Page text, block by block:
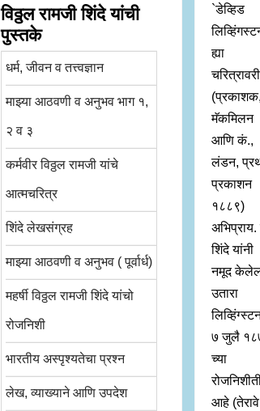
विठ्ठल रामजी शिंदे यांची
पुस्तके
धर्म, जीवन व तत्त्वज्ञान
माझ्या आठवणी व अनुभव भाग १,
२ व ३
कर्मवीर विठ्ठल रामजी यांचे
आत्मचरित्र
शिंदे लेखसंग्रह
माझ्या आठवणी व अनुभव ( पूर्वार्ध)
महर्षी विठ्ठल रामजी शिंदे यांचो
रोजनिशी
भारतीय अस्पृश्यतेचा प्रश्न
लेख, व्याख्याने आणि उपदेश
`डेव्हिड
ह्या
(प्रकाशक,
मॅकमिलन
आणि कं.,
लंडन,
प्रकाशन
१८८९)
अभिप्राय.
शिंदे यांनी
नमूद
उतारा
७ जुलै
च्या
आहे (तेरावे